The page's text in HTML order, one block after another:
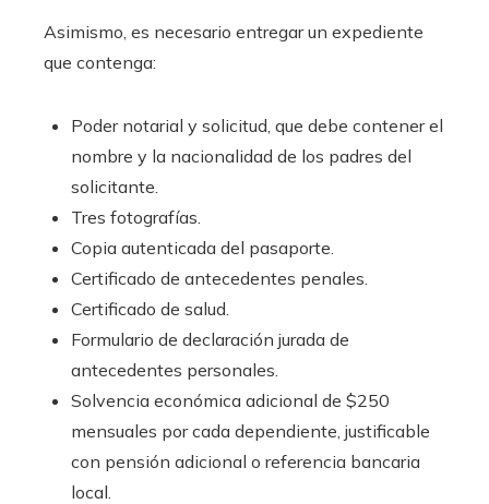
Asimismo, es necesario entregar un expediente
que contenga:
Poder notarial y solicitud, que debe contener el
nombre y la nacionalidad de los padres del
solicitante.
Tres fotografías.
Copia autenticada del pasaporte.
Certificado de antecedentes penales.
Certificado de salud.
Formulario de declaración jurada de
antecedentes personales.
Solvencia económica adicional de $250
mensuales por cada dependiente, justificable
con pensión adicional o referencia bancaria
local.